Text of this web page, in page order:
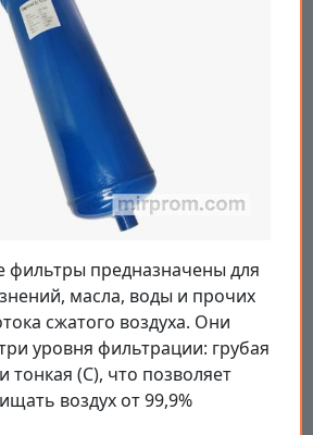
фильтры предназначены для
масла, воды и прочих
сжатого воздуха. Они
уровня фильтрации: грубая
тонкая (C), что позволяет
воздух от 99,9%